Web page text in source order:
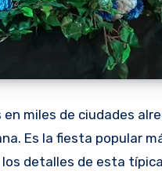
miles de ciudades
Es la fiesta popular
detalles de esta